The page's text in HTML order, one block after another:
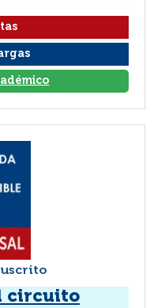
circuito